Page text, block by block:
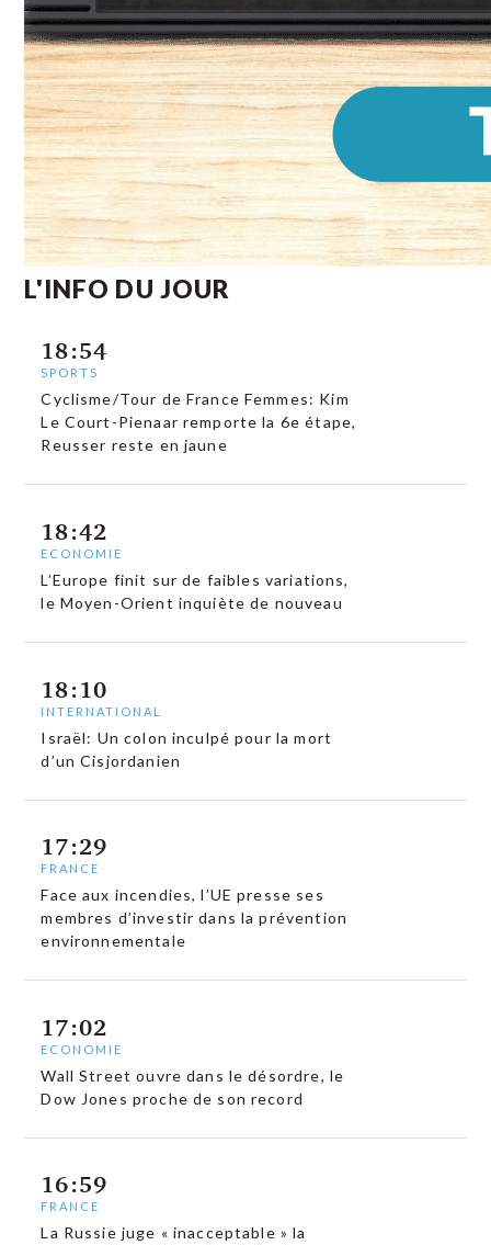
L'INFO DU JOUR
18:54
SPORTS
Cyclisme/Tour de France Femmes: Kim
Le Court-Pienaar remporte la 6e étape,
Reusser reste en jaune
18:42
ECONOMIE
L’Europe finit sur de faibles variations,
le Moyen-Orient inquiète de nouveau
18:10
INTERNATIONAL
Israël: Un colon inculpé pour la mort
d’un Cisjordanien
17:29
FRANCE
Face aux incendies, l’UE presse ses
membres d’investir dans la prévention
environnementale
17:02
ECONOMIE
Wall Street ouvre dans le désordre, le
Dow Jones proche de son record
16:59
FRANCE
La Russie juge « inacceptable » la